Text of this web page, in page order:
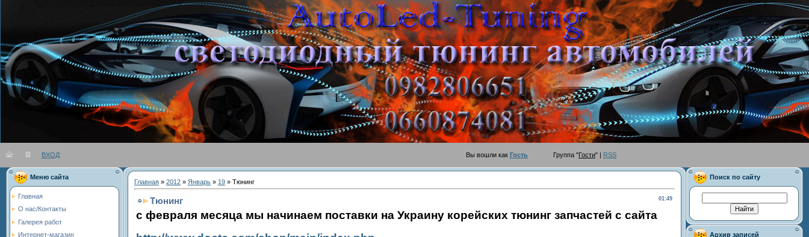
ВХОД Вы вошли как Гость Группа "Гости" | RSS
Меню сайта
Главная
О нас/Контакты
Галерея работ
Интернет-магазин
Главная » 2012 » Январь » 19 » Тюнинг
01:49
Тюнинг
с февраля месяца мы начинаем поставки на Украину корейских тюнинг запчастей с сайта
Поиск по сайту
Архив записей